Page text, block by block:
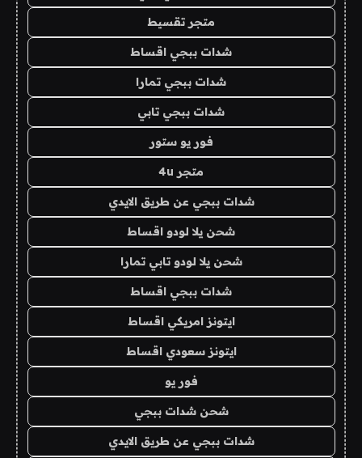
متجر تقسيط
شدات ببجي اقساط
شدات ببجي تمارا
شدات ببجي تابي
فور يو ستور
متجر 4u
شدات ببجي عن طريق الايدي
شحن يلا لودو اقساط
شحن يلا لودو تابي تمارا
شدات ببجي اقساط
ايتونز امريكي اقساط
ايتونز سعودي اقساط
فور يو
شحن شدات ببجي
شدات ببجي عن طريق الايدي